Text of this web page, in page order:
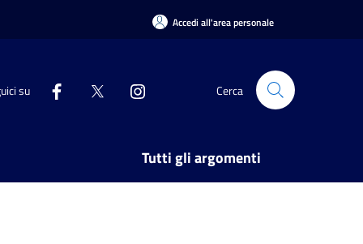
Accedi all'area personale
su Cerca
Tutti gli argomenti